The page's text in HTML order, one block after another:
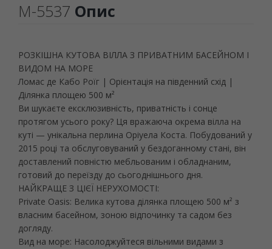
M-5537 Опис
РОЗКІШНА КУТОВА ВІЛЛА З ПРИВАТНИМ БАСЕЙНОМ І
ВИДОМ НА МОРЕ
Ломас де Кабо Роїг | Орієнтація на південний схід |
Ділянка площею 500 м²
Ви шукаєте ексклюзивність, приватність і сонце
протягом усього року? Ця вражаюча окрема вілла на
куті — унікальна перлина Оріуела Коста. Побудований у
2015 році та обслуговуваний у бездоганному стані, він
доставлений повністю мебльованим і обладнаним,
готовий до переїзду до сьогоднішнього дня.
НАЙКРАЩЕ З ЦІЄЇ НЕРУХОМОСТІ:
Private Oasis: Велика кутова ділянка площею 500 м² з
власним басейном, зоною відпочинку та садом без
догляду.
Вид на море: Насолоджуйтеся вільними видами з